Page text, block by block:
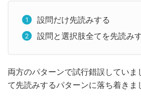
設問だけ先読みする
設問と選択肢全てを先読み
両方のパターンで試行錯誤していま
て先読みするパターンに落ち着きま